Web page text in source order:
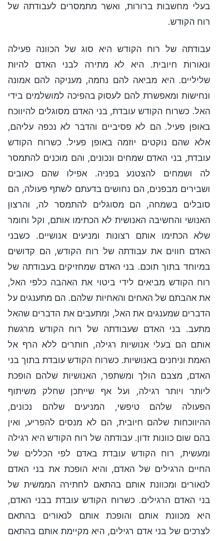
בעלי מחשבות ברורות, ואשר מתמסרים לעבודתה של
רוח הקודש.
עבודתה של רוח הקודש היא סוג של הכוונה פעילה
ונאורות חיובית. היא לא מתירה לבני האדם להיות
שליליים. היא מביאה להם נחמה, מעניקה להם אמונה
ונחישות ומאפשרת להם לעסוק בהפיכה למושלמים בידי
האל. כשרוח הקודש עובדת, בני האדם מסוגלים להיווכח
באופן פעיל. הם לא פסיביים והדבר לא נכפה עליהם,
אלא שהם נוקטים יוזמה באופן פעיל. כשרוח הקודש
עובדת, בני האדם שמחים ונכונים, והם מוכנים להתמסר
לה ושמחים להצטנע בפניה. אפילו שהם כאובים
ושבירים מבפנים, הם נחושים בדעתם לשתף פעולה, הם
סובלים בשמחה, הם מסוגלים להתמסר לה, והרצון
האנושי והחשיבה האנושית לא הכתימו אותם, וקל וחומר
שלא הכתימו אותם רצונות ומניעים אנושיים. כשבני
האדם חווים את עבודתה של רוח הקודש, הם קדושים
במיוחד בתוך תוכם. בני האדם שמחזיקים בעבודתה של
רוח הקודש מביאים לידי ביטוי את האהבה כלפי האל,
את אהבתם של האחים והאחיות שלהם. הם מתענגים על
הדברים שמענגים את האל, ומתעבים את הדברים שהאל
מתעב. בני האדם שעבודתה של רוח הקודש מרגשת
אותם הם בעלי אנושיות רגילה, חותרים ללא הרף אל
האמת וניחנים באנושיות. כשרוח הקודש עובדת בתוך בני
האדם, מצבם הולך ומשתפר, האנושיות שלהם הופכת
ליותר ויותר רגילה, ועל אף שייתכן שחלק משיתוף
הפעולה שלהם טיפשי, המניעים שלהם נכונים,
ההיווכחות שלהם חיובית, הם לא מנסים להפריע, ואין
בהם שום כוונות זדון. עבודתה של רוח הקודש היא רגילה
ומעשית, רוח הקודש עובדת באדם לפי הכללים של
החיים הרגילים של האדם, והיא הופכת את בני האדם
לנאורים ומכוונת אותם בהתאם לחתירה הממשית של
בני האדם הרגילים. כשרוח הקודש עובדת בבני האדם,
היא מכוונת אותם והופכת אותם לנאורים בהתאם
לצרכים של בני אדם רגילים, היא מקיימת אותם בהתאם